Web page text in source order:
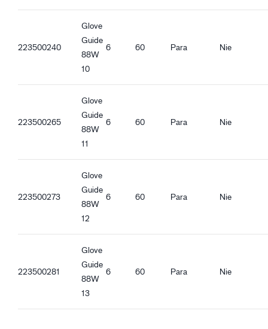
223500240
Glove
Guide
88W
10
6 60 Para Nie
223500265
Glove
Guide
88W
11
6 60 Para Nie
223500273
Glove
Guide
88W
12
6 60 Para Nie
223500281
Glove
Guide
88W
13
6 60 Para Nie